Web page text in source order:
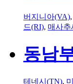
버지니아(VA),
드(RI), 매사
동남
테네시(TN),